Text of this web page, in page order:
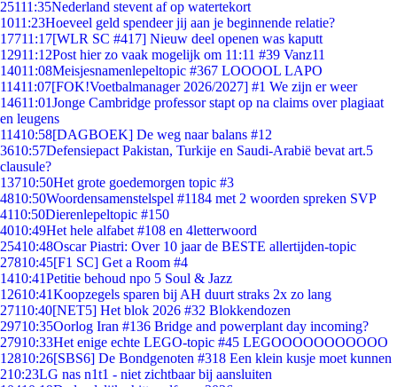
25111:35Nederland stevent af op watertekort
1011:23Hoeveel geld spendeer jij aan je beginnende relatie?
17711:17[WLR SC #417] Nieuw deel openen was kaputt
12911:12Post hier zo vaak mogelijk om 11:11 #39 Vanz11
14011:08Meisjesnamenlepeltopic #367 LOOOOL LAPO
11411:07[FOK!Voetbalmanager 2026/2027] #1 We zijn er weer
14611:01Jonge Cambridge professor stapt op na claims over plagiaat
en leugens
11410:58[DAGBOEK] De weg naar balans #12
3610:57Defensiepact Pakistan, Turkije en Saudi-Arabië bevat art.5
clausule?
13710:50Het grote goedemorgen topic #3
4810:50Woordensamenstelspel #1184 met 2 woorden spreken SVP
4110:50Dierenlepeltopic #150
4010:49Het hele alfabet #108 en 4letterwoord
25410:48Oscar Piastri: Over 10 jaar de BESTE allertijden-topic
27810:45[F1 SC] Get a Room #4
1410:41Petitie behoud npo 5 Soul & Jazz
12610:41Koopzegels sparen bij AH duurt straks 2x zo lang
27110:40[NET5] Het blok 2026 #32 Blokkendozen
29710:35Oorlog Iran #136 Bridge and powerplant day incoming?
27910:33Het enige echte LEGO-topic #45 LEGOOOOOOOOOOO
12810:26[SBS6] De Bondgenoten #318 Een klein kusje moet kunnen
210:23LG nas n1t1 - niet zichtbaar bij aansluiten